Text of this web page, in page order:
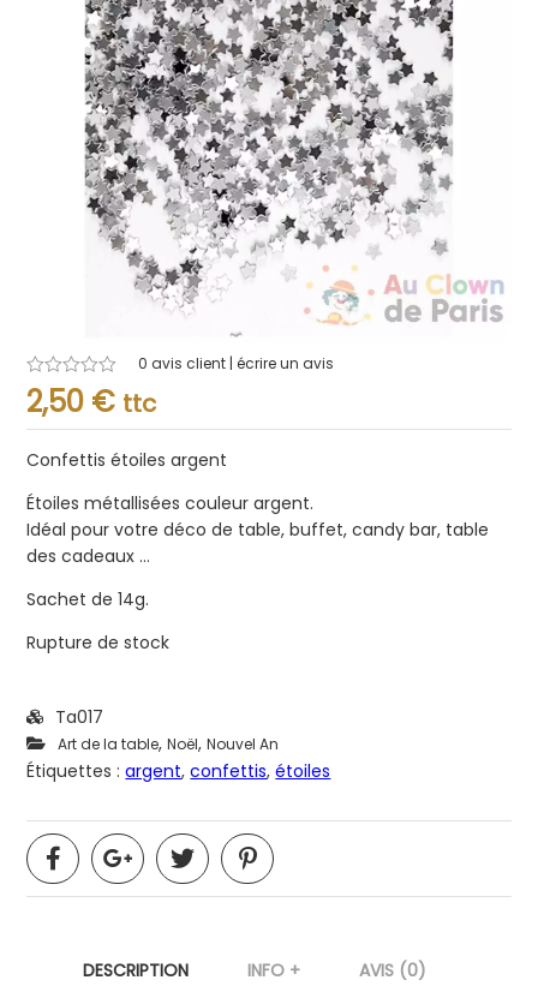
Note
0.001
sur
0 avis client | écrire un avis
2,50 € ttc
Confettis étoiles argent
Étoiles métallisées couleur argent.
Idéal pour votre déco de table, buffet, candy bar, table
des cadeaux …
Sachet de 14g.
Rupture de stock
Ta017
Art de la table,Noël,Nouvel An
Étiquettes :argent,confettis,étoiles
DESCRIPTION INFO + AVIS (0)